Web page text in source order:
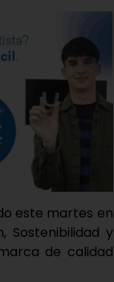
este martes en
Sostenibilidad y
de calidad